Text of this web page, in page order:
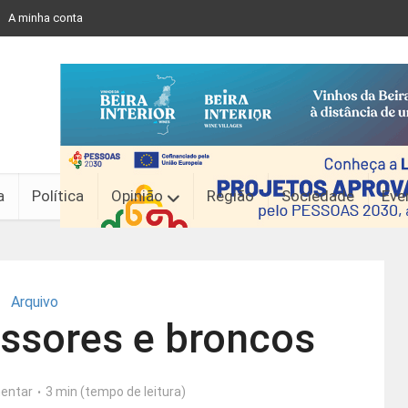
A minha conta
Política Opinião Região Sociedade
Arquivo
e broncos
3 min (tempo de leitura)